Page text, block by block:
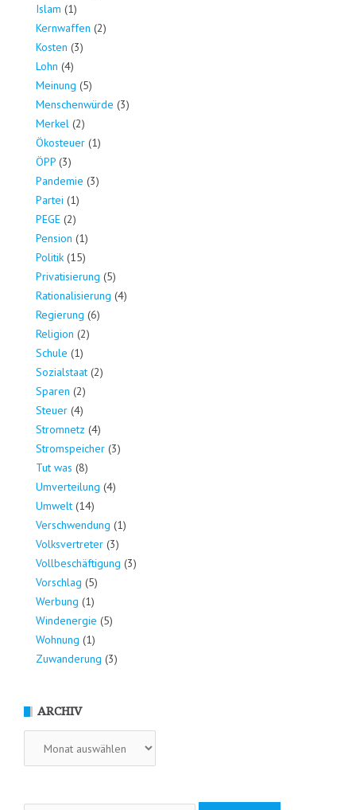
Islam (1)
Kernwaffen (2)
Kosten (3)
Lohn (4)
Meinung (5)
Menschenwürde (3)
Merkel (2)
Ökosteuer (1)
ÖPP (3)
Pandemie (3)
Partei (1)
PEGE (2)
Pension (1)
Politik (15)
Privatisierung (5)
Rationalisierung (4)
Regierung (6)
Religion (2)
Schule (1)
Sozialstaat (2)
Sparen (2)
Steuer (4)
Stromnetz (4)
Stromspeicher (3)
Tut was (8)
Umverteilung (4)
Umwelt (14)
Verschwendung (1)
Volksvertreter (3)
Vollbeschäftigung (3)
Vorschlag (5)
Werbung (1)
Windenergie (5)
Wohnung (1)
Zuwanderung (3)
ARCHIV